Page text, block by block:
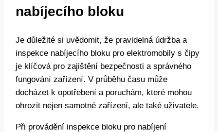
nabíjecího bloku
Je důležité si uvědomit, že pravidelná údržba a
inspekce nabíjecího bloku pro elektromobily s čipy
je klíčová pro zajištění bezpečnosti a správného
fungování zařízení. V průběhu času může
docházet k opotřebení a poruchám, které mohou
ohrozit nejen samotné zařízení, ale také uživatele.
Při provádění inspekce bloku pro nabíjení